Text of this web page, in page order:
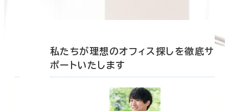
私たちが理想のオフィス探しを徹底サ
ポートいたします